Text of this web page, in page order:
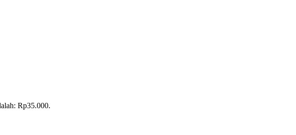
Rp35.000.